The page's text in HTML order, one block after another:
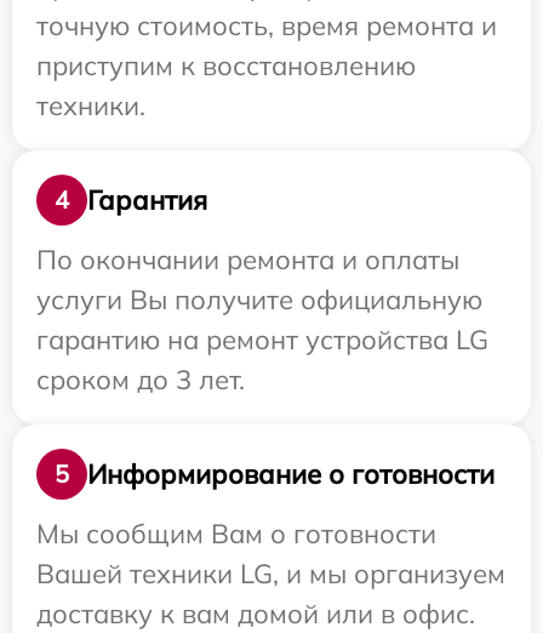
точную стоимость, время ремонта и
приступим к восстановлению
техники.
4
Гарантия
По окончании ремонта и оплаты
услуги Вы получите официальную
гарантию на ремонт устройства LG
сроком до 3 лет.
5
Информирование о готовности
Мы сообщим Вам о готовности
Вашей техники LG, и мы организуем
доставку к вам домой или в офис.